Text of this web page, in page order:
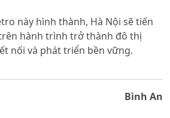
này hình thành, Hà Nội sẽ tiến
hành trình trở thành đô thị
nối và phát triển bền vững.
Bình An